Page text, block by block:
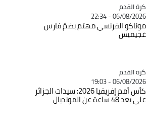
Catégorie
كرة القدم
06/08/2026 - 22:34
موناكو الفرنسي مهتم بضمّ فارس
غجيميس
Catégorie
كرة القدم
06/08/2026 - 19:03
كأس أمم إفريقيا 2026: سيدات الجزائر
على بعد 48 ساعة عن المونديال